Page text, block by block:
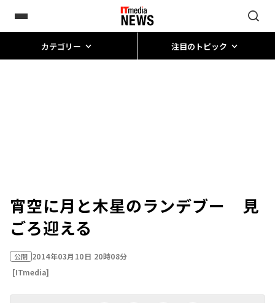
カテゴリー 注目のトピック
宵空に月と木星のランデブー 見
ごろ迎える
公開 2014年03月10日 20時08分
[ITmedia]